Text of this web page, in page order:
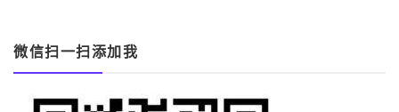
微信扫一扫添加我